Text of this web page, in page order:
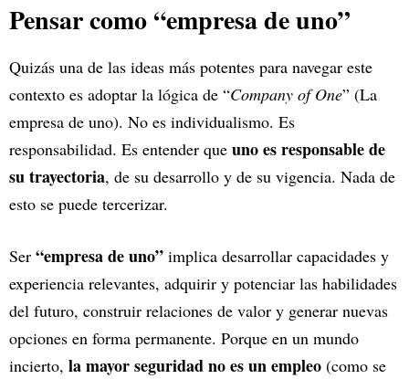
Pensar como “empresa de uno”
Quizás una de las ideas más potentes para navegar este
contexto es adoptar la lógica de “Company of One” (La
empresa de uno). No es individualismo. Es
responsabilidad. Es entender que uno es responsable de
su trayectoria, de su desarrollo y de su vigencia. Nada de
esto se puede tercerizar.
Ser “empresa de uno” implica desarrollar capacidades y
experiencia relevantes, adquirir y potenciar las habilidades
del futuro, construir relaciones de valor y generar nuevas
opciones en forma permanente. Porque en un mundo
incierto, la mayor seguridad no es un empleo (como se